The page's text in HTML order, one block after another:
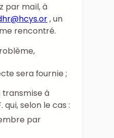
par mail, à
, un
rencontré.
sera fournie ;
transmise à
qui, selon le cas :
par